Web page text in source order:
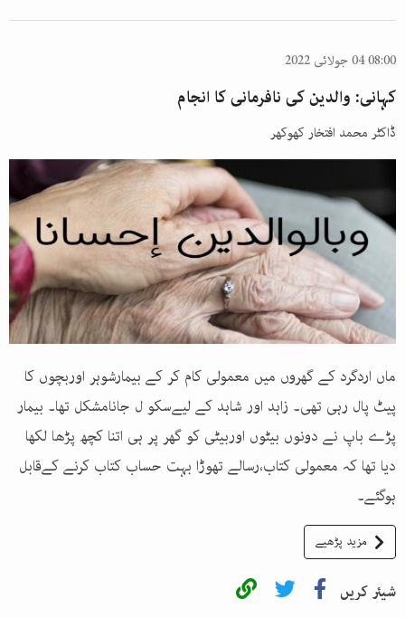
08:00 04 جولائی 2022
کہانی: والدین کی نافرمانی کا انجام
ڈاکٹر محمد افتخار کھوکھر
ماں اردگرد کے گھروں میں معمولی کام کر کے بیمارشوہر اوربچوں کا
پیٹ پال رہی تھی۔ زاہد اور شاہد کے لیےسکو ل جانامشکل تھا۔ بیمار
پڑے باپ نے دونوں بیٹوں اوربیٹی کو گھر پر ہی اتنا کچھ پڑھا لکھا
دیا تھا کہ معمولی کتاب،رسالے تھوڑا بہت حساب کتاب کرنے کےقابل
ہوگئے۔
مزید پڑھیے
شیئر کریں